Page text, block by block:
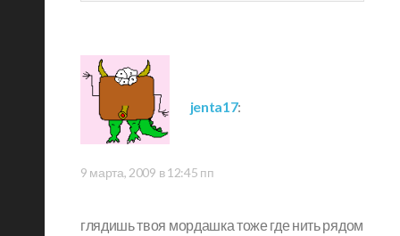
jenta17:
9 марта, 2009 в 12:45 пп
глядишь твоя мордашка тоже где нить рядом